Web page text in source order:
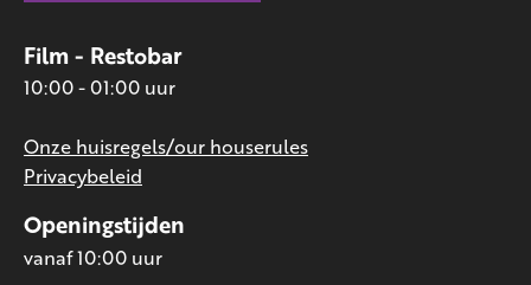
Openingstijden
vanaf 10:00 uur
Film - Restobar
10:00 - 01:00 uur
Onze huisregels/our houserules
Privacybeleid